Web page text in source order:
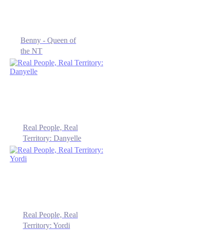
Benny - Queen of
the NT
Real People, Real
Territory: Danyelle
Real People, Real
Territory: Yordi